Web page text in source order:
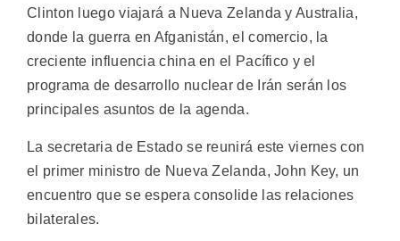
Clinton luego viajará a Nueva Zelanda y Australia,
donde la guerra en Afganistán, el comercio, la
creciente influencia china en el Pacífico y el
programa de desarrollo nuclear de Irán serán los
principales asuntos de la agenda.
La secretaria de Estado se reunirá este viernes con
el primer ministro de Nueva Zelanda, John Key, un
encuentro que se espera consolide las relaciones
bilaterales.